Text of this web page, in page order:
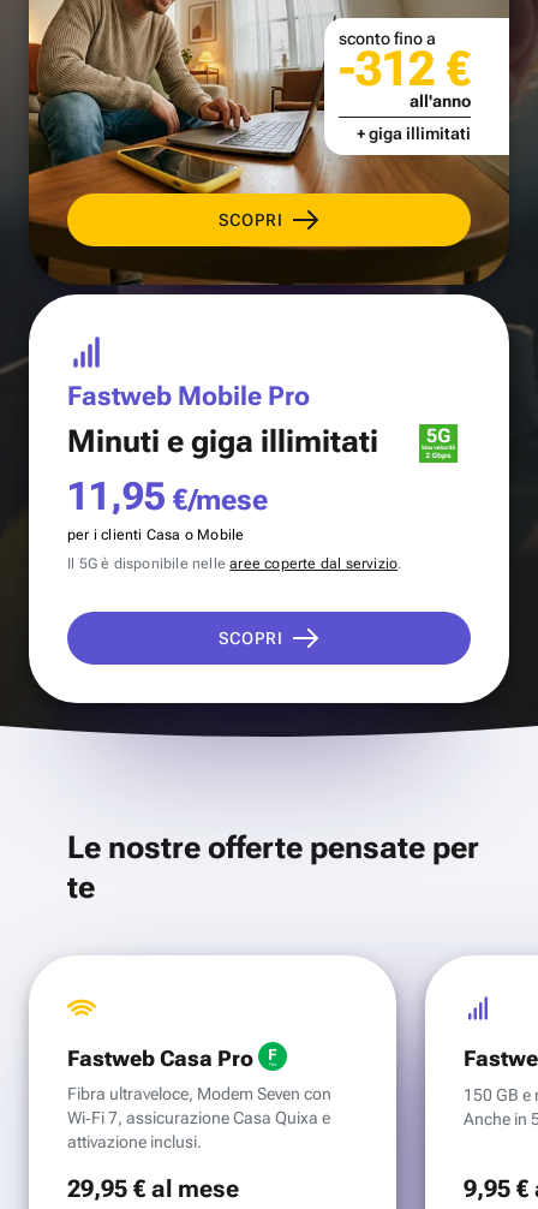
SCOPRI
sconto fino a
-312 €
all'anno
+ giga illimitati
Fastweb Mobile Pro
Minuti e giga illimitati
11,95 €/mese
per i clienti Casa o Mobile
Il 5G è disponibile nellearee coperte dal servizio.
SCOPRI
Le nostre offerte pensate per
te
Fastweb Casa Pro
Fibra ultraveloce, Modem Seven con
Wi‑Fi 7, assicurazione Casa Quixa e
attivazione inclusi.
29,95 €al mese
150 GB e
Anche in
9,95 €